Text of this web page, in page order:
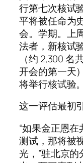
行第七次核试
平将被任命为
会。学期。上
法者，新核试
（约 2,300
开会的第一天
将举行核试验
这一评估最初
“如果金正恩
测试，那将被
光，”驻北京的